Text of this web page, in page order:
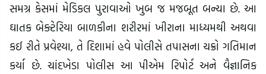
સમગ્ર કેસમાં મેડિકલ પુરાવાઓ ખુબ જ મજબૂત બન્યા છે. આ
ઘાતક બેક્ટેરિયા બાળકીના શરીરમાં ખીરાના માધ્યમથી અથવા
કઈ રીતે પ્રવેશ્યા, તે દિશામાં હવે પોલીસે તપાસના ચક્રો ગતિમાન
કર્યા છે. ચાંદખેડા પોલીસ આ પીએમ રિપોર્ટ અને વૈજ્ઞાનિક